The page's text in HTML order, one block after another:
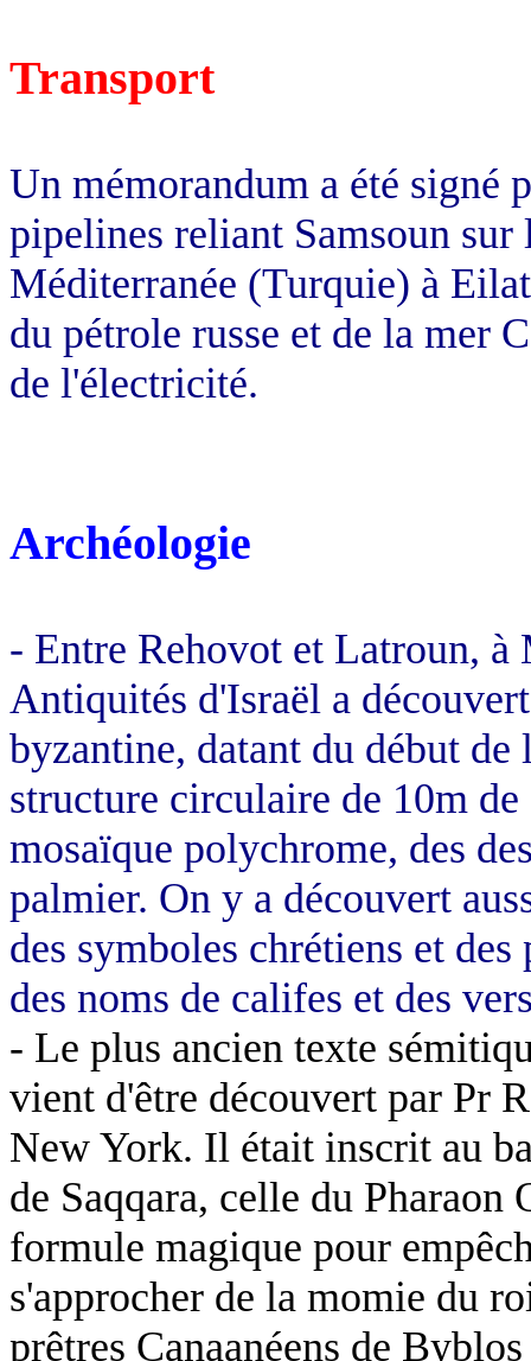
Transport
Un mémorandum a été signé
pipelines reliant Samsoun
Méditerranée (Turquie) à
du pétrole russe et de la mer
de l'électricité.
Archéologie
- Entre Rehovot et Latroun,
Antiquités d'Israël a
byzantine, datant du début
structure circulaire de 10m
mosaïque polychrome, des
palmier. On y a découvert
des symboles chrétiens et
des noms de califes et des
- Le plus ancien texte
vient d'être découvert par Pr
New York. Il était inscrit au
de Saqqara, celle du
formule magique pour
s'approcher de la momie du
prêtres Canaanéens de